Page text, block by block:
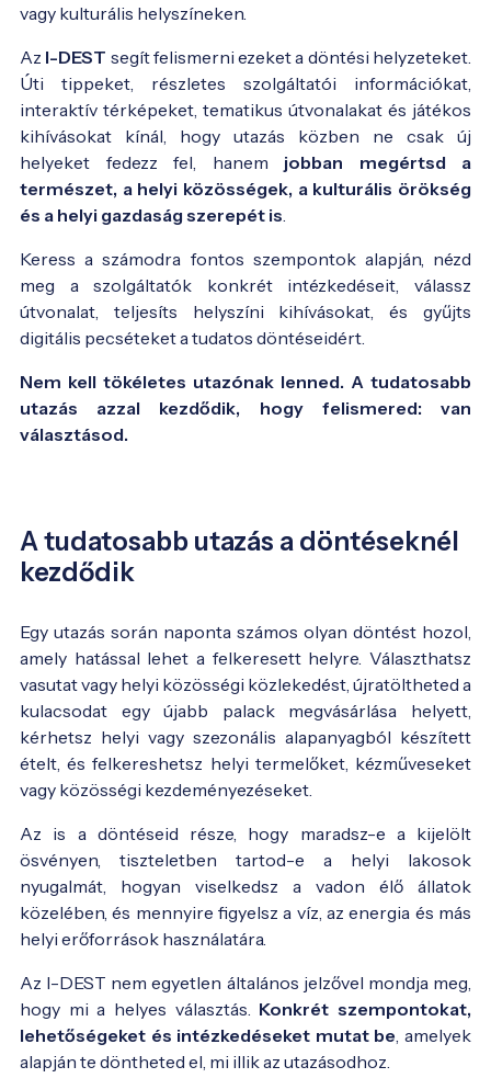
vagy kulturális helyszíneken.
Az I-DEST segít felismerni ezeket a döntési helyzeteket.
Úti tippeket, részletes szolgáltatói információkat,
interaktív térképeket, tematikus útvonalakat és játékos
kihívásokat kínál, hogy utazás közben ne csak új
helyeket fedezz fel, hanem jobban megértsd a
természet, a helyi közösségek, a kulturális örökség
és a helyi gazdaság szerepét is
Keress a számodra fontos szempontok alapján, nézd
meg a szolgáltatók konkrét intézkedéseit, válassz
útvonalat, teljesíts helyszíni kihívásokat, és gyűjts
digitális pecséteket a tudatos döntéseidért.
Nem kell tökéletes utazónak lenned. A tudatosabb
utazás azzal kezdődik, hogy felismered: van
választásod.
A tudatosabb utazás a döntéseknél
kezdődik
Egy utazás során naponta számos olyan döntést hozol,
amely hatással lehet a felkeresett helyre. Választhatsz
vasutat vagy helyi közösségi közlekedést, újratöltheted a
kulacsodat egy újabb palack megvásárlása helyett,
kérhetsz helyi vagy szezonális alapanyagból készített
ételt, és felkereshetsz helyi termelőket, kézműveseket
vagy közösségi kezdeményezéseket.
Az is a döntéseid része, hogy maradsz-e a kijelölt
ösvényen, tiszteletben tartod-e a helyi lakosok
nyugalmát, hogyan viselkedsz a vadon élő állatok
közelében, és mennyire figyelsz a víz, az energia és más
helyi erőforrások használatára.
Az I-DEST nem egyetlen általános jelzővel mondja meg,
hogy mi a helyes választás. Konkrét szempontokat,
lehetőségeket és intézkedéseket mutat be , amelyek
alapján te döntheted el, mi illik az utazásodhoz.